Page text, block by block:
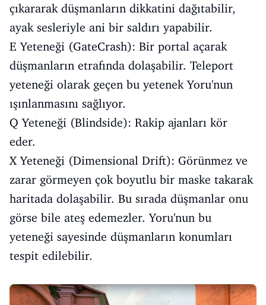
çıkararak düşmanların dikkatini dağıtabilir,
ayak sesleriyle ani bir saldırı yapabilir.
E Yeteneği (GateCrash): Bir portal açarak
düşmanların etrafında dolaşabilir. Teleport
yeteneği olarak geçen bu yetenek Yoru'nun
ışınlanmasını sağlıyor.
Q Yeteneği (Blindside): Rakip ajanları kör
eder.
X Yeteneği (Dimensional Drift): Görünmez ve
zarar görmeyen çok boyutlu bir maske takarak
haritada dolaşabilir. Bu sırada düşmanlar onu
görse bile ateş edemezler. Yoru'nun bu
yeteneği sayesinde düşmanların konumları
tespit edilebilir.